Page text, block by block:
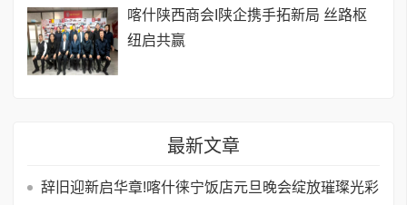
喀什陕西商会I陕企携手拓新局 丝路枢
纽启共赢
最新文章
辞旧迎新启华章!喀什徕宁饭店元旦晚会绽放璀璨光彩